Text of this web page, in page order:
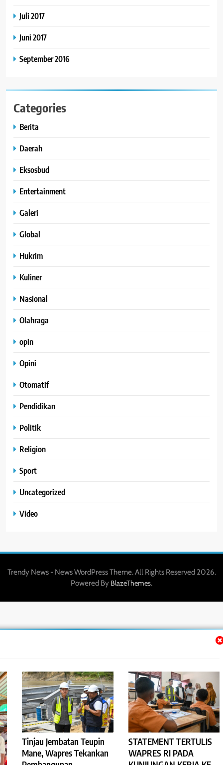
Tinjau Jembatan Teupin
Mane, Wapres Tekankan
STATEMENT TERTULIS
WAPRES RI PADA
Juli 2017
Juni 2017
September 2016
Categories
Berita
Daerah
Eksosbud
Entertainment
Galeri
Global
Hukrim
Kuliner
Nasional
Olahraga
opin
Opini
Otomatif
Pendidikan
Politik
Religion
Sport
Uncategorized
Video
Trendy News - News WordPress Theme. All Rights Reserved 2026.
Powered By BlazeThemes.